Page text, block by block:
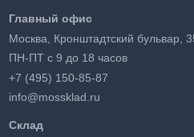
Главный офис
Москва, Кронштадтский бульвар,
ПН-ПТ с 9 до 18 часов
+7 (495) 150-85-87
info@mossklad.ru
Склад